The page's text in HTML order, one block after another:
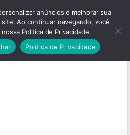
anúncios e melhorar sua
Ao continuar navegando, você
Política de Privacidade.
Política de Privacidade